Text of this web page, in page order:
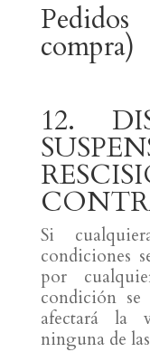
compra)
12.
Si
condiciones
por
condición se
afectará la
ninguna de